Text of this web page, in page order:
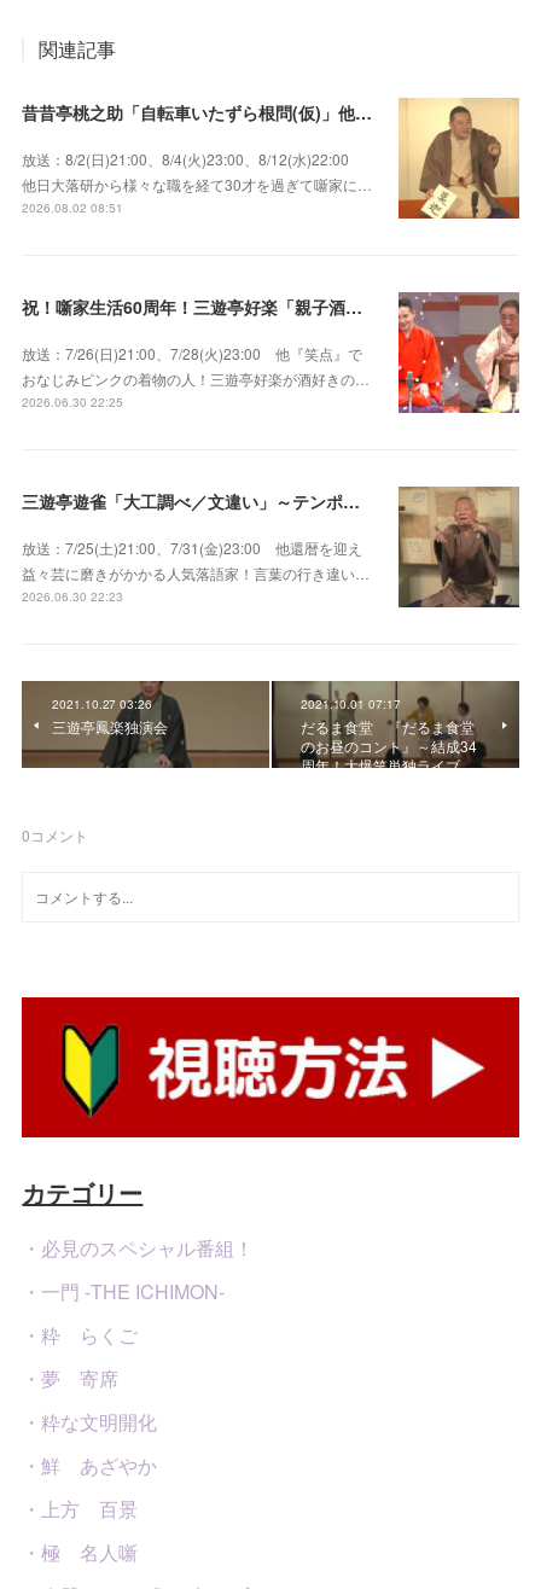
関連記事
昔昔亭桃之助「自転車いたずら根問(仮)」他～師匠・桃太郎のいない初めての桜の季節の独演会！
放送：8/2(日)21:00、8/4(火)23:00、8/12(水)22:00
他日大落研から様々な職を経て30才を過ぎて噺家に…
2026.08.02 08:51
祝！噺家生活60周年！三遊亭好楽「親子酒」錦笑亭満堂「桜ん坊」～満堂フェス2026
放送：7/26(日)21:00、7/28(火)23:00 他『笑点』で
おなじみピンクの着物の人！三遊亭好楽が酒好きの…
2026.06.30 22:25
三遊亭遊雀「大工調べ／文違い」～テンポよくたたみかける語り口で人気・実力とも屈指！
放送：7/25(土)21:00、7/31(金)23:00 他還暦を迎え
益々芸に磨きがかかる人気落語家！言葉の行き違い…
2026.06.30 22:23
2021.10.27 03:26
三遊亭鳳楽独演会
2021.10.01 07:17
だるま食堂 『だるま食堂
のお昼のコント』～結成34
周年！大爆笑単独ライブ…
0コメント
カテゴリー
・必見のスペシャル番組！
・一門 -THE ICHIMON-
・粋 らくご
・夢 寄席
・粋な文明開化
・鮮 あざやか
・上方 百景
・極 名人噺